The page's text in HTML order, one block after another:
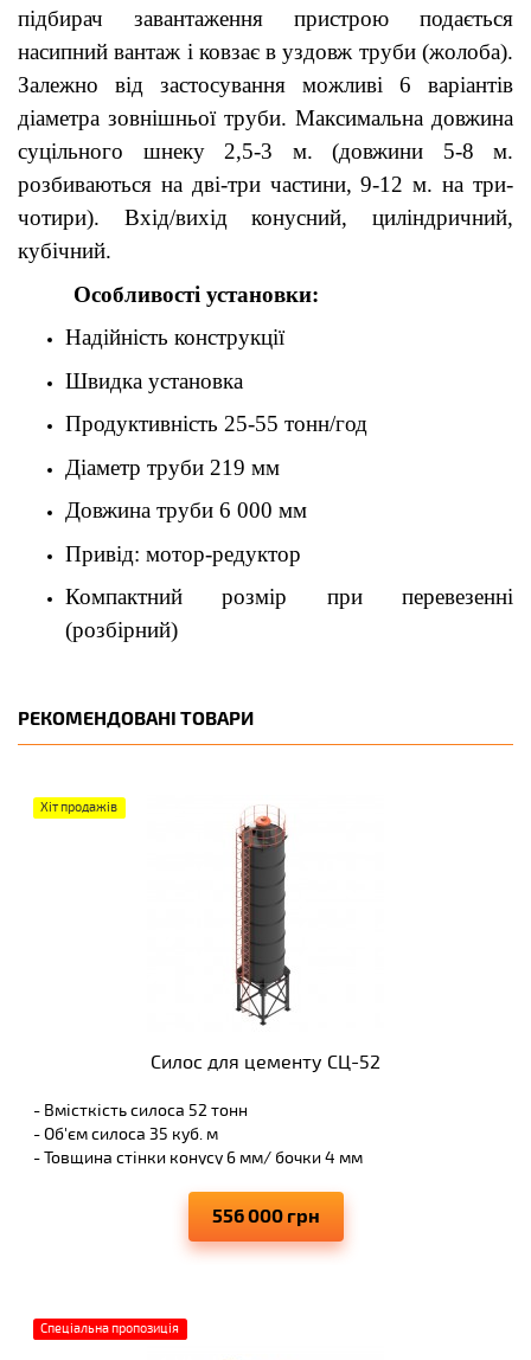
підбирач завантаження пристрою подається
насипний вантаж і ковзає в уздовж труби (жолоба).
Залежно від застосування можливі 6 варіантів
діаметра зовнішньої труби. Максимальна довжина
суцільного шнеку 2,5-3 м. (довжини 5-8 м.
розбиваються на дві-три частини, 9-12 м. на три-
чотири). Вхід/вихід конусний, циліндричний,
кубічний.
Особливості установки:
Надійність конструкції
Швидка установка
Продуктивність 25-55 тонн/год
Діаметр труби 219 мм
Довжина труби 6 000 мм
Привід: мотор-редуктор
Компактний розмір при перевезенні
(розбірний)
РЕКОМЕНДОВАНІ ТОВАРИ
Хіт продажів
Силос для цементу СЦ-52
556 000 грн
- Вмісткість силоса 52 тонн
- Об'єм силоса 35 куб. м
- Товщина стінки конусу 6 мм/ бочки 4 мм
- Діаметр труби закачки 102 мм
Спеціальна пропозиція